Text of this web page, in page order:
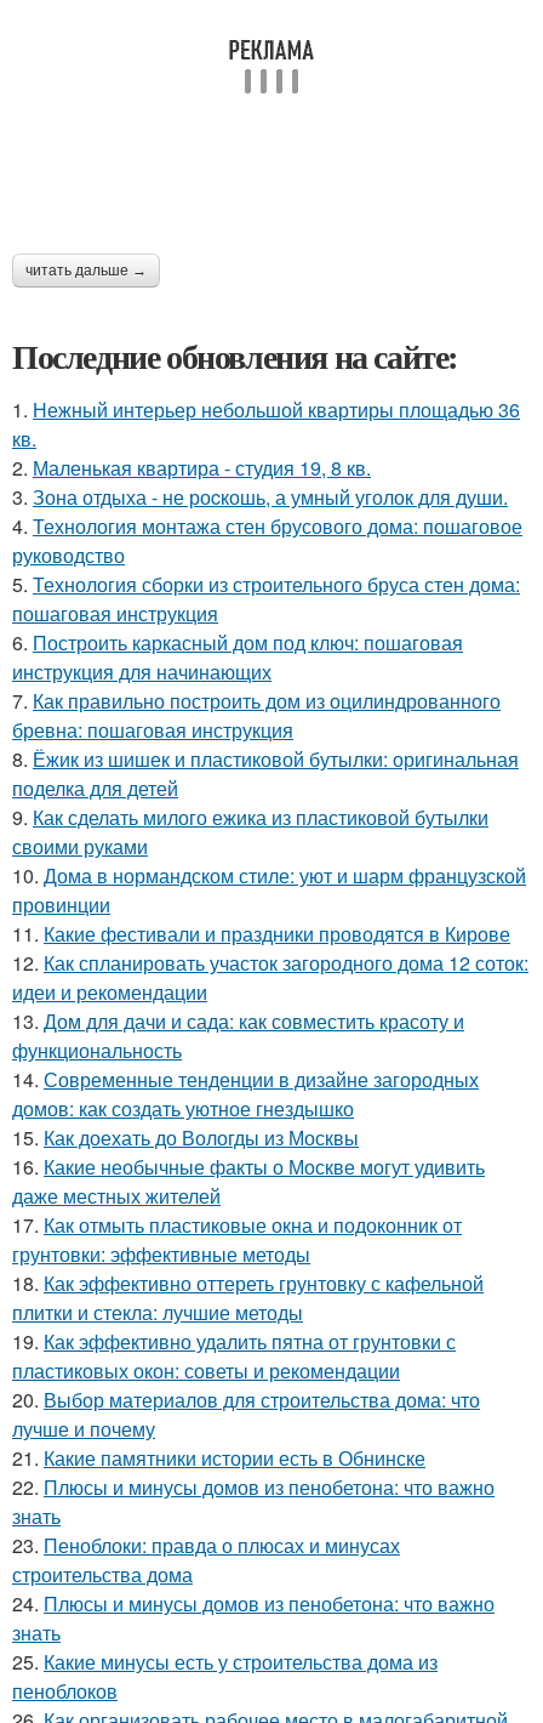
читать дальше →
Последние обновления на сайте:
1. Нежный интерьер небольшой квартиры площадью 36
кв.
2. Маленькая квартира - студия 19, 8 кв.
3. Зона отдыха - не роcкошь, а умный уголок для души.
4. Технология монтажа стен брусового дома: пошаговое
руководство
5. Технология сборки из строительного бруса стен дома:
пошаговая инструкция
6. Построить каркасный дом под ключ: пошаговая
инструкция для начинающих
7. Как правильно построить дом из оцилиндрованного
бревна: пошаговая инструкция
8. Ёжик из шишек и пластиковой бутылки: оригинальная
поделка для детей
9. Как сделать милого ежика из пластиковой бутылки
своими руками
10. Дома в нормандском стиле: уют и шарм французской
провинции
11. Какие фестивали и праздники проводятся в Кирове
12. Как спланировать участок загородного дома 12 соток:
идеи и рекомендации
13. Дом для дачи и сада: как совместить красоту и
функциональность
14. Современные тенденции в дизайне загородных
домов: как создать уютное гнездышко
15. Как доехать до Вологды из Москвы
16. Какие необычные факты о Москве могут удивить
даже местных жителей
17. Как отмыть пластиковые окна и подоконник от
грунтовки: эффективные методы
18. Как эффективно оттереть грунтовку с кафельной
плитки и стекла: лучшие методы
19. Как эффективно удалить пятна от грунтовки с
пластиковых окон: советы и рекомендации
20. Выбор материалов для строительства дома: что
лучше и почему
21. Какие памятники истории есть в Обнинске
22. Плюсы и минусы домов из пенобетона: что важно
знать
23. Пеноблоки: правда о плюсах и минусах
строительства дома
24. Плюсы и минусы домов из пенобетона: что важно
знать
25. Какие минусы есть у строительства дома из
пеноблоков